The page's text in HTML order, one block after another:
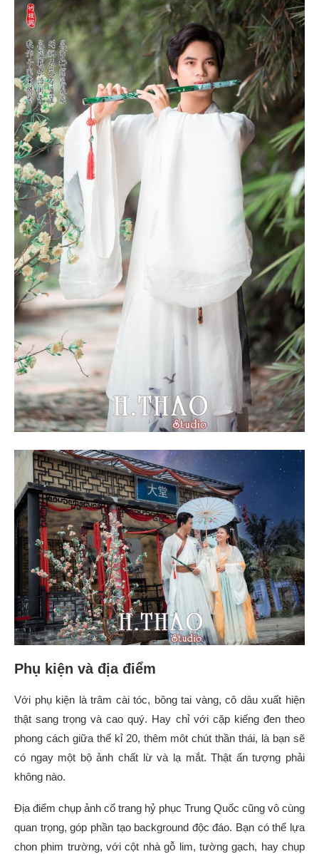
Phụ kiện và địa điểm
Với phụ kiện là trâm cài tóc, bông tai vàng, cô dâu xuất hiện
thật sang trọng và cao quý. Hay chỉ với cặp kiếng đen theo
phong cách giữa thế kỉ 20, thêm môt chút thần thái, là bạn sẽ
có ngay một bộ ảnh chất lừ và lạ mắt. Thật ấn tượng phải
không nào.
Địa điểm chụp ảnh cổ trang hỷ phục Trung Quốc cũng vô cùng
quan trọng, góp phần tạo background độc đáo. Bạn có thể lựa
chon phim trường, với cột nhà gỗ lim, tường gạch, hay chụp